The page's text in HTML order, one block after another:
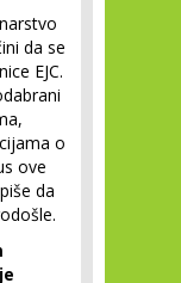
da se
EJC.
o
ove
da